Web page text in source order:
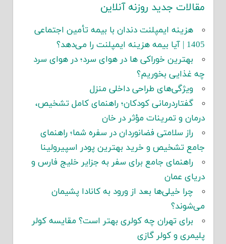
مقالات جدید روزنه آنلاین
هزینه ایمپلنت دندان با بیمه تأمین اجتماعی
1405 | آیا بیمه هزینه ایمپلنت را می‌دهد؟
بهترین خوراکی ها در هوای سرد؛ در هوای سرد
چه غذایی بخوریم؟
ویژگی‌های طراحی داخلی منزل
گفتاردرمانی کودکان؛ راهنمای کامل تشخیص،
درمان و تمرینات مؤثر در خان
راز سلامتی فضانوردان در سفره شما؛ راهنمای
جامع تشخیص و خرید بهترین پودر اسپیرولینا
راهنمای جامع برای سفر به جزایر خلیج فارس و
دریای عمان
چرا خیلی‌ها بعد از ورود به کانادا پشیمان
می‌شوند؟
برای تهران چه کولری بهتر است؟ مقایسه کولر
پلیمری و کولر گازی